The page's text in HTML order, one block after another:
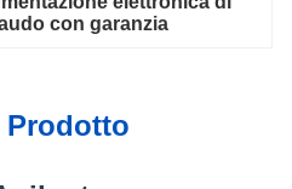
con garanzia
Prodotto